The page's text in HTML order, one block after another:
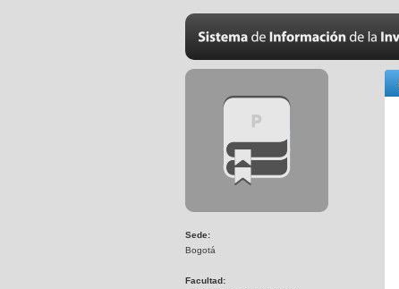
Sede:
Bogotá
Facultad: